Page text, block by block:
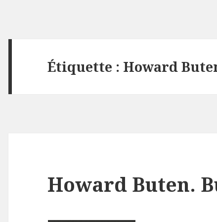
Étiquette : Howard
Howard Buten.